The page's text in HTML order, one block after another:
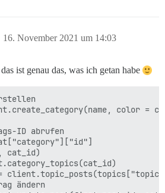
16. November 2021 um 14:03
ist genau das, was ich getan habe
color =
ID abrufen
cat_id)
ändern